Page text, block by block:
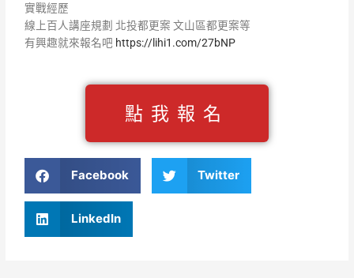
實戰經歷
線上百人講座規劃 北投都更案 文山區都更案等
有興趣就來報名吧 https://lihi1.com/27bNP
點我報名
Facebook Twitter
LinkedIn